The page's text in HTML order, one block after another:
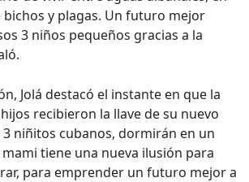
bichos y plagas. Un futuro mejor
3 niños pequeños gracias a la
Jolá destacó el instante en que la
recibieron la llave de su nuevo
3 niñitos cubanos, dormirán en un
tiene una nueva ilusión para
para emprender un futuro mejor a